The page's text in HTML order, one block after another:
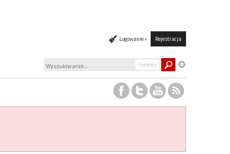
Logowanie » Rejestracja
Forums